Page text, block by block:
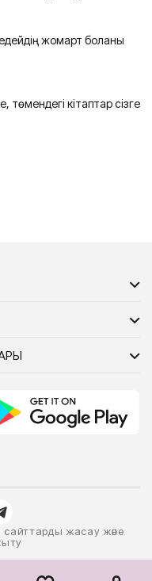
жомарт болғаны
төмендегі кітаптар сізге
жасау және